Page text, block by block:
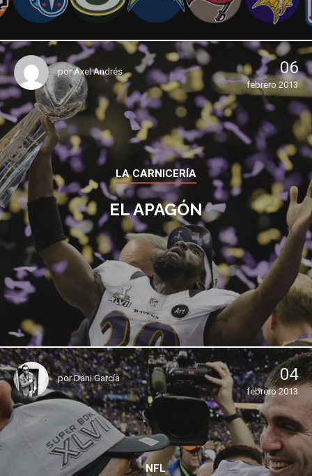
porAxel Andrés 06
febrero 2013
LA CARNICERÍA
EL APAGÓN
porDani García 04
febrero 2013
NFL